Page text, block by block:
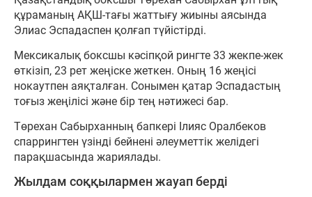
құраманың АҚШ-тағы жаттығу жиыны аясында
Элиас Эспадаспен қолғап түйістірді.
Мексикалық боксшы кәсіпқой рингте 33 жекпе-жек
өткізіп, 23 рет жеңіске жеткен. Оның 16 жеңісі
нокаутпен аяқталған. Сонымен қатар Эспадастың
тоғыз жеңілісі және бір тең нәтижесі бар.
Төрехан Сабырханның бапкері Ілияс Оралбеков
спаррингтен үзінді бейнені әлеуметтік желідегі
парақшасында жариялады.
Жылдам соққылармен жауап берді